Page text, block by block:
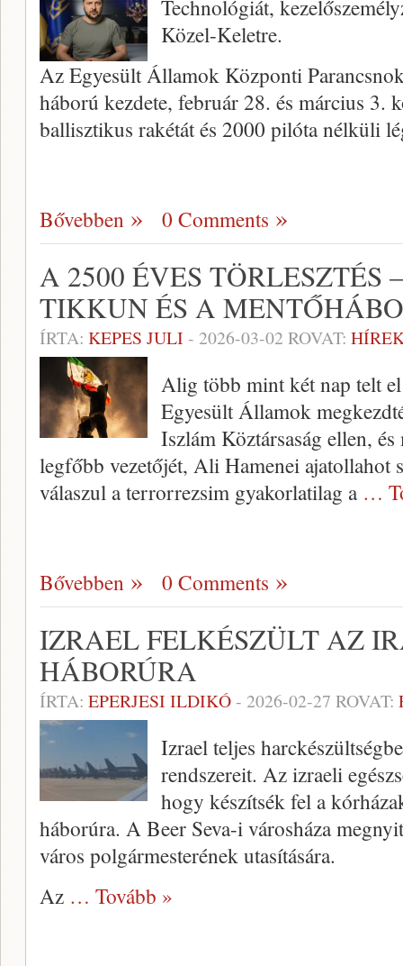
Technológiát,
Közel-Keletre.
Az Egyesült Államok Központi
háború kezdete, február 28. és március 3.
ballisztikus rakétát és 2000 pilóta nélküli
Bővebben 0 Comments
A 2500 ÉVES TÖRLESZTÉS
TIKKUN ÉS A
ÍRTA: KEPES JULI - 2026-03-02 ROVAT:
Alig több mint két nap telt
Egyesült Államok
Iszlám Köztársaság ellen,
legfőbb vezetőjét, Ali Hamenei ajatollahot
válaszul a terrorrezsim gyakorlatilag a …
Bővebben 0 Comments
IZRAEL FELKÉSZÜLT AZ
HÁBORÚRA
ÍRTA: EPERJESI ILDIKÓ- 2026-02-27 ROVAT:
Izrael teljes
rendszereit. Az izraeli
hogy készítsék fel a
háborúra. A Beer Seva-i városháza
város polgármesterének utasítására.
Az … Tovább »